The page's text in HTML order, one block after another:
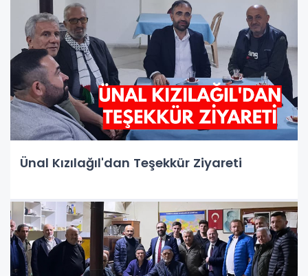
Ünal Kızılağıl'dan Teşekkür Ziyareti